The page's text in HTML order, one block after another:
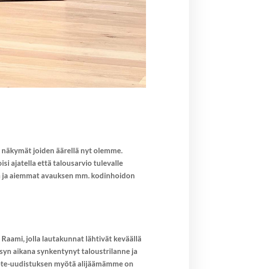
joiden äärellä nyt olemme.
ajatella että talousarvio tulevalle
aiemmat avauksen mm. kodinhoidon
jolla lautakunnat lähtivät keväällä
aikana synkentynyt taloustrilanne ja
uudistuksen myötä alijäämämme on